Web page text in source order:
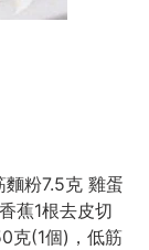
粉7.5克 雞蛋
蕉1根去皮切
克(1個)，低筋